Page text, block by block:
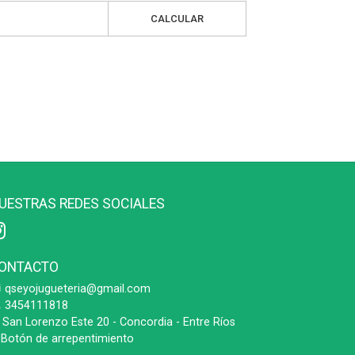
CALCULAR
REDES SOCIALES
qseyojugueteria@gmail.com
3454111818
San Lorenzo Este 20 - Concordia - Entre Ríos
de arrepentimiento